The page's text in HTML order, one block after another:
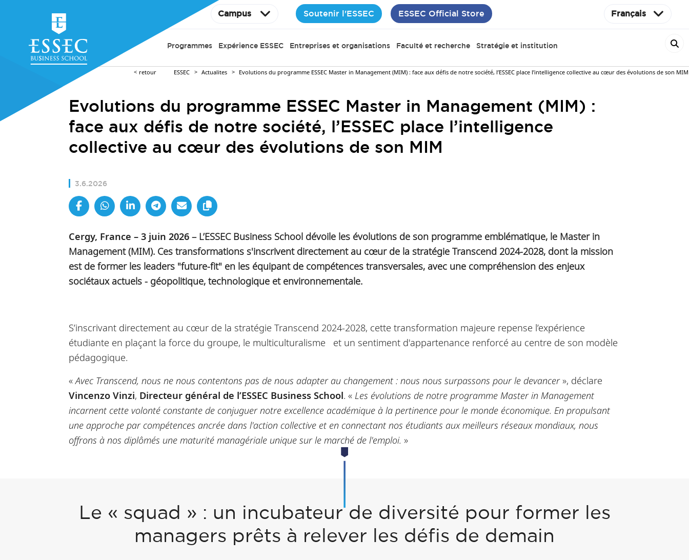
Campus Soutenir l'ESSEC ESSEC Official Store Français
Programmes Expérience ESSEC Entreprises et organisations Faculté et recherche Stratégie et institution
retour ESSEC Actualites Evolutions du programme ESSEC Master in Management (MIM) : face aux défis de notre société, l’ESSEC place l’intelligence collective au cœur des évolutions de son MIM
Evolutions du programme ESSEC Master in Management (MIM) :
face aux défis de notre société, l’ESSEC place l’intelligence
collective au cœur des évolutions de son MIM
3.6.2026
Cergy, France – 3 juin 2026 – L’ESSEC Business School dévoile les évolutions de son programme emblématique, le Master in
Management (MIM). Ces transformations s'inscrivent directement au cœur de la stratégie Transcend 2024-2028, dont la mission
est de former les leaders "future-fit" en les équipant de compétences transversales, avec une compréhension des enjeux
sociétaux actuels - géopolitique, technologique et environnementale.
S’inscrivant directement au cœur de la stratégie Transcend 2024-2028, cette transformation majeure repense l’expérience
étudiante en plaçant la force du groupe, le multiculturalisme et un sentiment d'appartenance renforcé au centre de son modèle
pédagogique.
«Avec Transcend, nous ne nous contentons pas de nous adapter au changement : nous nous surpassons pour le devancer», déclare
Vincenzo Vinzi, Directeur général de l’ESSEC Business School. « Les évolutions de notre programme Master in Management
incarnent cette volonté constante de conjuguer notre excellence académique à la pertinence pour le monde économique. En propulsant
une approche par compétences ancrée dans l'action collective et en connectant nos étudiants aux meilleurs réseaux mondiaux, nous
offrons à nos diplômés une maturité managériale unique sur le marché de l'emploi. »
Le « squad » : un incubateur de diversité pour former les
managers prêts à relever les défis de demain